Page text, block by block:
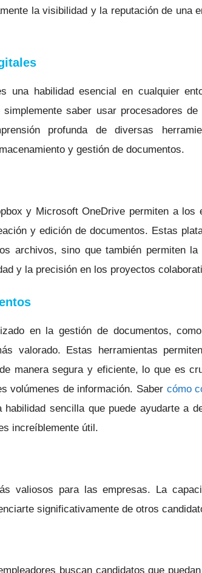
la visibilidad y la reputación de una
una habilidad esencial en cualquier
saber usar procesadores
profunda de diversas
y gestión de documentos.
y Microsoft OneDrive permiten a los
y edición de documentos. Estas
archivos, sino que también permiten la
y la precisión en los proyectos
en la gestión de documentos,
valorado. Estas herramientas
manera segura y eficiente, lo que es
volúmenes de información. Saber cómo
sencilla que puede ayudarte a
increíblemente útil.
valiosos para las empresas. La
significativamente de otros
buscan candidatos que